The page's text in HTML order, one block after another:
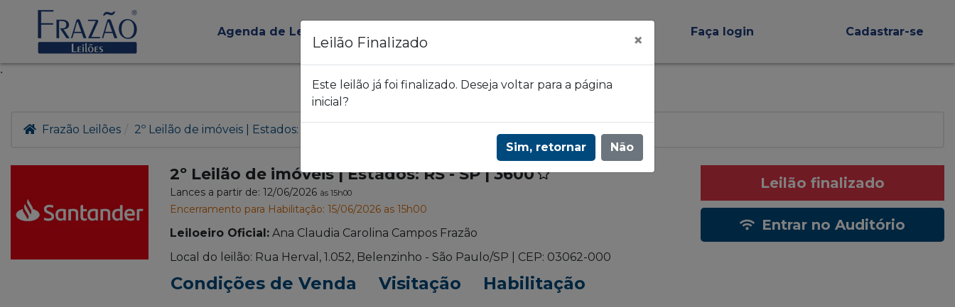
.
Agenda de Leilões Faça login Cadastrar-se
Frazão Leilões 2º Leilão de imóveis | Estados: RS - SP | 3600
2º Leilão de imóveis | Estados: RS - SP | 3600
Lances a partir de: 12/06/2026 às 15h00
Encerramento para Habilitação: 15/06/2026 as 15h00
Leiloeiro Oficial: Ana Claudia Carolina Campos Frazão
Local do leilão: Rua Herval, 1.052, Belenzinho - São Paulo/SP | CEP: 03062-000
Condições de Venda Visitação Habilitação
Leilão finalizado
Entrar no Auditório
Leilão Finalizado ×
Este leilão já foi finalizado. Deseja voltar para a página
inicial?
Sim, retornar Não